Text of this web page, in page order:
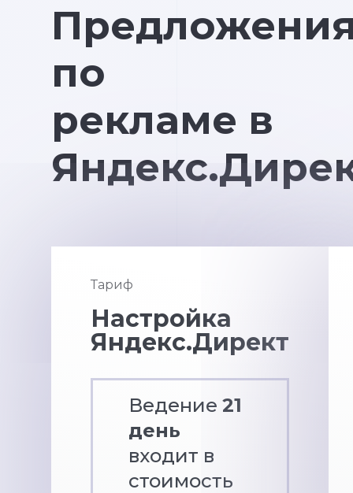
по
рекламе в
Тариф
Настройка
Яндекс.Директ
Ведение 21
день
входит в
стоимость